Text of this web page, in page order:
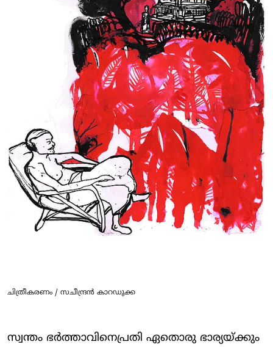
ചിത്രീകരണം / സചീന്ദ്രന്‍ കാറഡുക്ക
സ്വന്തം ഭര്‍ത്താവിനെപ്രതി ഏതൊരു ഭാര്യയ്ക്കും